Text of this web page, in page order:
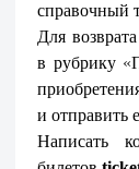
справочный
Для
в рубрику «
и отправить
Написать